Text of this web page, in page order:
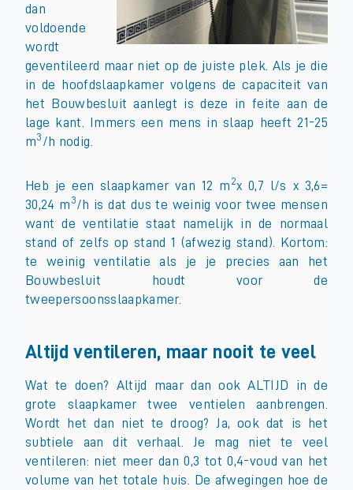
dan
voldoende
wordt
geventileerd maar niet op de juiste plek. Als je die
in de hoofdslaapkamer volgens de capaciteit van
het Bouwbesluit aanlegt is deze in feite aan de
lage kant. Immers een mens in slaap heeft 21-25
m3 /h nodig.
Heb je een slaapkamer van 12 m 2x 0,7 l/s x 3,6=
30,24 m 3/h is dat dus te weinig voor twee mensen
want de ventilatie staat namelijk in de normaal
stand of zelfs op stand 1 (afwezig stand). Kortom:
te weinig ventilatie als je je precies aan het
Bouwbesluit houdt voor de
tweepersoonsslaapkamer.
Altijd ventileren, maar nooit te veel
Wat te doen? Altijd maar dan ook ALTIJD in de
grote slaapkamer twee ventielen aanbrengen.
Wordt het dan niet te droog? Ja, ook dat is het
subtiele aan dit verhaal. Je mag niet te veel
ventileren: niet meer dan 0,3 tot 0,4-voud van het
volume van het totale huis. De afwegingen hoe de